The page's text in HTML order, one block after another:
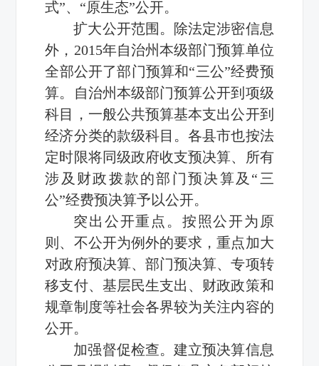
式”、“原生态”公开。
扩大公开范围。除法定涉密信息
外，2015年自治州本级部门预算单位
全部公开了部门预算和“三公”经费预
算。自治州本级部门预算公开到项级
科目，一般公共预算基本支出公开到
经济分类的款级科目。各县市也按法
定时限将同级政府收支预决算、所有
涉及财政拨款的部门预决算及“三
公”经费预决算予以公开。
突出公开重点。按照公开为原
则、不公开为例外的要求，重点加大
对政府预决算、部门预决算、专项转
移支付、基层民生支出、财政政策和
规章制度等社会各界较为关注内容的
公开。
加强督促检查。建立预决算信息